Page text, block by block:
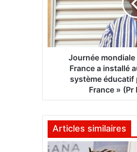
m
o
d
l
’
Journée mondiale
France a installé
système éducatif
France » (Pr
Articles similaires